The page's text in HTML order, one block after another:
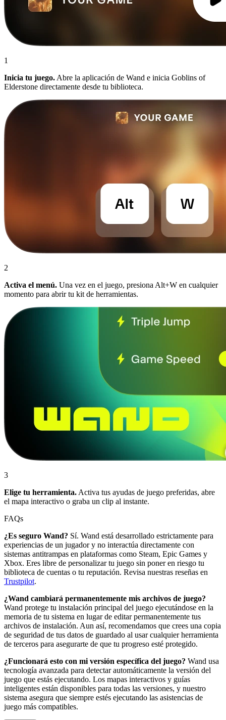
1
Inicia tu juego. Abre la aplicación de Wand e inicia Goblins of
Elderstone directamente desde tu biblioteca.
2
Activa el menú. Una vez en el juego, presiona Alt+W en cualquier
momento para abrir tu kit de herramientas.
3
Elige tu herramienta. Activa tus ayudas de juego preferidas, abre
el mapa interactivo o graba un clip al instante.
FAQs
¿Es seguro Wand? Sí. Wand está desarrollado estrictamente para
experiencias de un jugador y no interactúa directamente con
sistemas antitrampas en plataformas como Steam, Epic Games y
Xbox. Eres libre de personalizar tu juego sin poner en riesgo tu
biblioteca de cuentas o tu reputación. Revisa nuestras reseñas en
Trustpilot.
¿Wand cambiará permanentemente mis archivos de juego?
Wand protege tu instalación principal del juego ejecutándose en la
memoria de tu sistema en lugar de editar permanentemente tus
archivos de instalación. Aun así, recomendamos que crees una copia
de seguridad de tus datos de guardado al usar cualquier herramienta
de terceros para asegurarte de que tu progreso esté protegido.
¿Funcionará esto con mi versión específica del juego? Wand usa
tecnología avanzada para detectar automáticamente la versión del
juego que estás ejecutando. Los mapas interactivos y guías
inteligentes están disponibles para todas las versiones, y nuestro
sistema asegura que siempre estés ejecutando las asistencias de
juego más compatibles.